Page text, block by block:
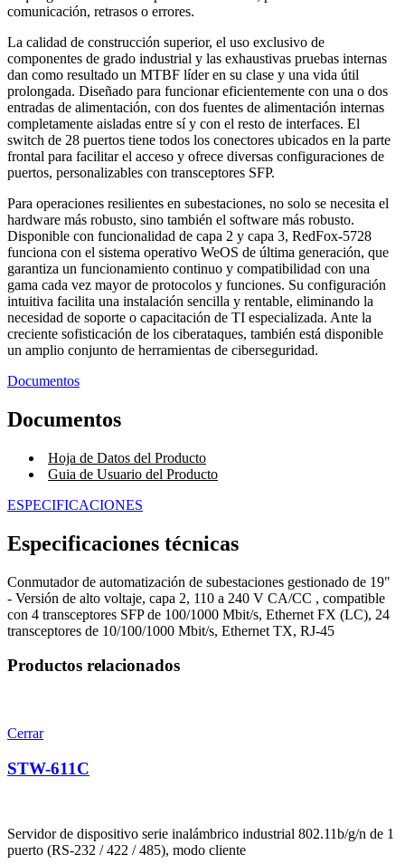
comunicación, retrasos o errores.
La calidad de construcción superior, el uso exclusivo de
componentes de grado industrial y las exhaustivas pruebas internas
dan como resultado un MTBF líder en su clase y una vida útil
prolongada. Diseñado para funcionar eficientemente con una o dos
entradas de alimentación, con dos fuentes de alimentación internas
completamente aisladas entre sí y con el resto de interfaces. El
switch de 28 puertos tiene todos los conectores ubicados en la parte
frontal para facilitar el acceso y ofrece diversas configuraciones de
puertos, personalizables con transceptores SFP.
Para operaciones resilientes en subestaciones, no solo se necesita el
hardware más robusto, sino también el software más robusto.
Disponible con funcionalidad de capa 2 y capa 3, RedFox-5728
funciona con el sistema operativo WeOS de última generación, que
garantiza un funcionamiento continuo y compatibilidad con una
gama cada vez mayor de protocolos y funciones. Su configuración
intuitiva facilita una instalación sencilla y rentable, eliminando la
necesidad de soporte o capacitación de TI especializada. Ante la
creciente sofisticación de los ciberataques, también está disponible
un amplio conjunto de herramientas de ciberseguridad.
Documentos
Documentos
Hoja de Datos del Producto
Guia de Usuario del Producto
ESPECIFICACIONES
Especificaciones técnicas
Conmutador de automatización de subestaciones gestionado de 19"
- Versión de alto voltaje, capa 2, 110 a 240 V CA/CC , compatible
con 4 transceptores SFP de 100/1000 Mbit/s, Ethernet FX (LC), 24
transceptores de 10/100/1000 Mbit/s, Ethernet TX, RJ-45
Productos relacionados
Cerrar
STW-611C
Servidor de dispositivo serie inalámbrico industrial 802.11b/g/n de 1
puerto (RS-232 / 422 / 485), modo cliente